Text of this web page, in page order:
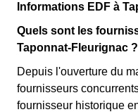
Informations EDF à
Quels sont les
Taponnat-Fleurignac ?
Depuis l'ouverture du
fournisseurs
fournisseur historique